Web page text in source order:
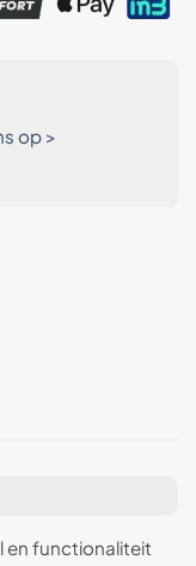
op >
en functionaliteit